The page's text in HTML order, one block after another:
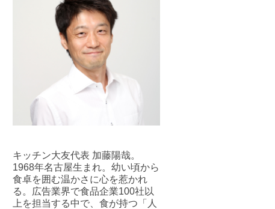
キッチン大友代表 加藤陽哉。
1968年名古屋生まれ。幼い頃から
食卓を囲む温かさに心を惹かれ
る。広告業界で食品企業100社以
上を担当する中で、食が持つ「人